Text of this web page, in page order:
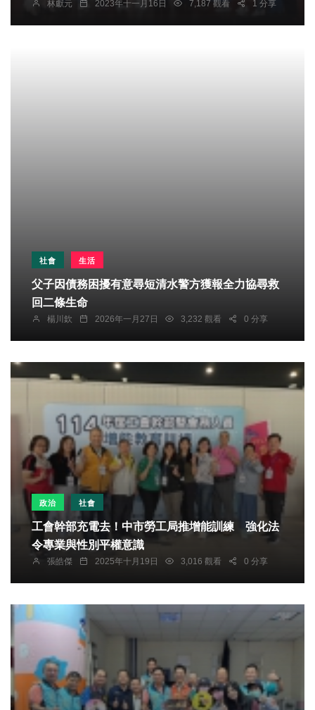
林獻元 2023年十一月16日 7,187 觀看 1 分享
社會 生活
父子因債務困擾有意尋短清水警方獲報全力協尋救
回二條生命
楊川欽 2026年一月27日 3,232 觀看 0 分享
政治 社會
工會幹部充電去！中市勞工局推增能訓練 強化法
令專業與性別平權意識
張皓傑 2025年十月19日 3,016 觀看 0 分享